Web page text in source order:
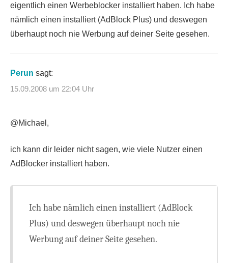
eigentlich einen Werbeblocker installiert haben. Ich habe
nämlich einen installiert (AdBlock Plus) und deswegen
überhaupt noch nie Werbung auf deiner Seite gesehen.
Perun sagt:
15.09.2008 um 22:04 Uhr
@Michael,
ich kann dir leider nicht sagen, wie viele Nutzer einen
AdBlocker installiert haben.
Ich habe nämlich einen installiert (AdBlock
Plus) und deswegen überhaupt noch nie
Werbung auf deiner Seite gesehen.